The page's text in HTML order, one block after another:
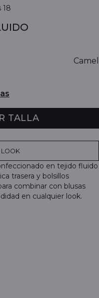
18
Camel
TALLA
LOOK
en tejido fluido
trasera y bolsillos
combinar con blusas
en cualquier look.